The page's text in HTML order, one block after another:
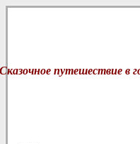
Сказочное путешествие в